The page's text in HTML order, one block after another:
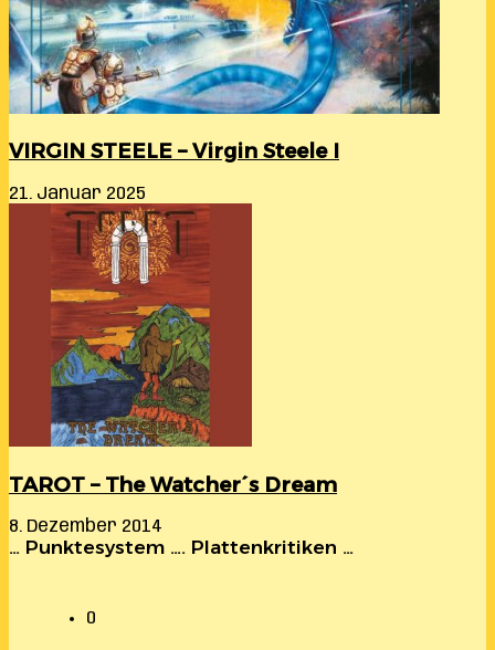
VIRGIN STEELE – Virgin Steele I
21. Januar 2025
TAROT – The Watcher´s Dream
8. Dezember 2014
… Punktesystem …. Plattenkritiken …
0